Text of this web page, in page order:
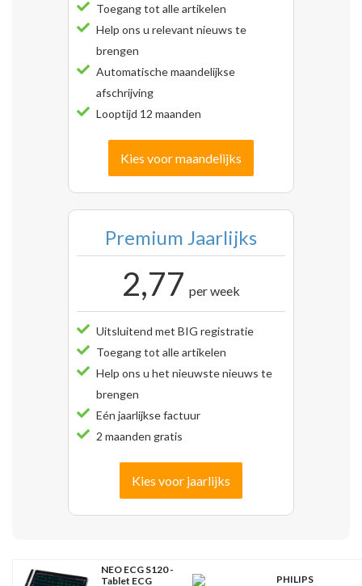
Toegang tot alle artikelen
Help ons u relevant nieuws te
brengen
Automatische maandelijkse
afschrijving
Looptijd 12 maanden
Kies voor maandelijks
Premium Jaarlijks
2,77 per week
Uitsluitend met BIG registratie
Toegang tot alle artikelen
Help ons u het nieuwste nieuws te
brengen
Eén jaarlijkse factuur
2 maanden gratis
Kies voor jaarlijks
NEO ECG S120 -
Tablet ECG
PHILIPS